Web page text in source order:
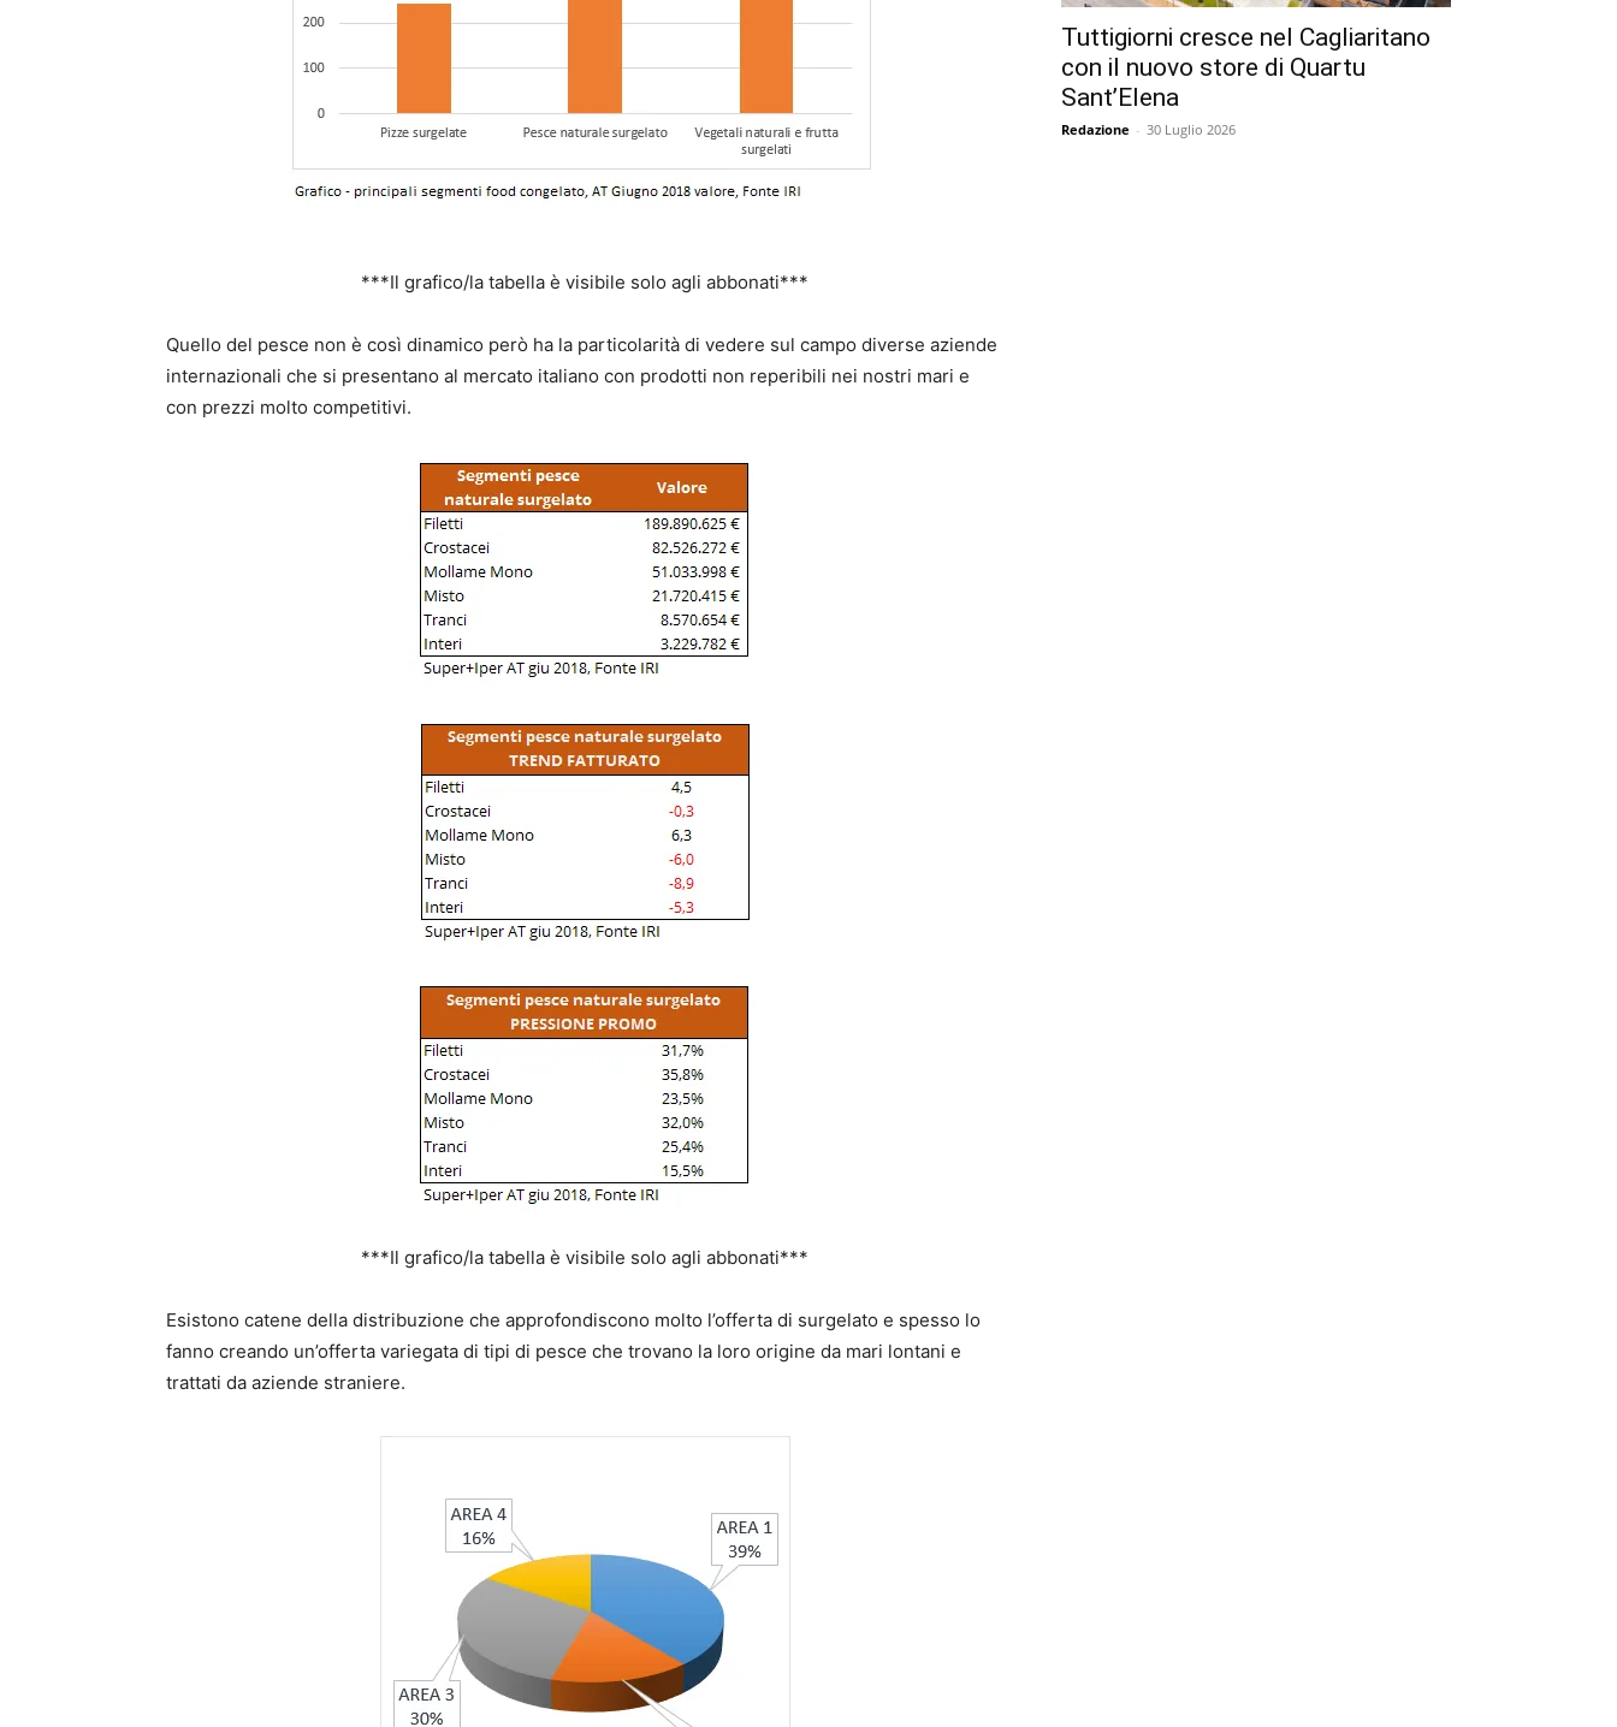
***Il grafico/la tabella è visibile solo agli abbonati***
Quello del pesce non è così dinamico però ha la particolarità di vedere sul campo diverse aziende
internazionali che si presentano al mercato italiano con prodotti non reperibili nei nostri mari e
con prezzi molto competitivi.
***Il grafico/la tabella è visibile solo agli abbonati***
Esistono catene della distribuzione che approfondiscono molto l’offerta di surgelato e spesso lo
fanno creando un’offerta variegata di tipi di pesce che trovano la loro origine da mari lontani e
trattati da aziende straniere.
Tuttigiorni cresce nel Cagliaritano
con il nuovo store di Quartu
Sant’Elena
Redazione - 30 Luglio 2026